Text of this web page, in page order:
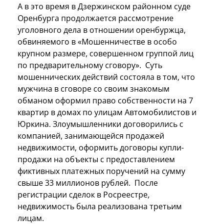
А в это время в Дзержинском районном суде
Оренбурга продолжается рассмотрение
уголовного дела в отношении оренбуржца,
обвиняемого в «Мошенничестве в особо
крупном размере, совершенном группой лиц
по предварительному сговору». Суть
мошеннических действий состояла в том, что
мужчина в сговоре со своим знакомым
обманом оформил право собственности на 7
квартир в домах по улицам Автомобилистов и
Юркина. Злоумышленники договорились с
компанией, занимающейся продажей
недвижимости, оформить договоры купли-
продажи на объекты с предоставлением
фиктивных платежных поручений на сумму
свыше 33 миллионов рублей. После
регистрации сделок в Росреестре,
недвижимость была реализована третьим
лицам.